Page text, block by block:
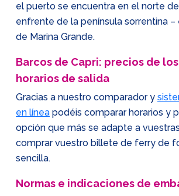
el puerto se encuentra en el norte
enfrente de la península sorrentina –
de Marina Grande.
Barcos de Capri: precios de
horarios de salida
Gracias a nuestro comparador y
en línea podéis comparar horarios y
opción que más se adapte a
comprar vuestro billete de ferry de
sencilla.
Normas e indicaciones de